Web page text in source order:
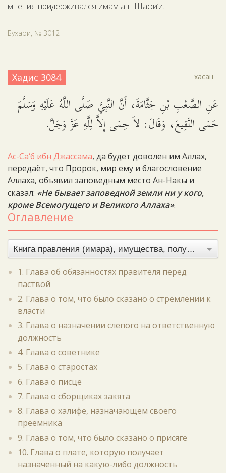
мнения придерживался имам аш-Шафи‘и.
Бухари, № 3012
Хадис 3084 хасан
عَنِ الصَّعْبِ بْنِ جَثَّامَةَ، أَنَّ النَّبِيَّ صَلَّى اللَّهُ عَلَيْهِ وَسَلَّمَ
حَمَى النَّقِيعَ، وَقَالَ: لاَ حِمَى إِلاَّ لِلَّهِ عَزَّ وَجَلَّ.
Ас-Са‘б ибн Джассама, да будет доволен им Аллах,
передаёт, что Пророк, мир ему и благословение
Аллаха, объявил заповедным место Ан-Накы и
сказал: «Не бывает заповедной земли ни у кого,
кроме Всемогущего и Великого Аллаха».
Оглавление
Книга правления (имара), имущества, полученного без боя, и земельного налога
1. Глава об обязанностях правителя перед
паствой
2. Глава о том, что было сказано о стремлении к
власти
3. Глава о назначении слепого на ответственную
должность
4. Глава о советнике
5. Глава о старостах
6. Глава о писце
7. Глава о сборщиках закята
8. Глава о халифе, назначающем своего
преемника
9. Глава о том, что было сказано о присяге
10. Глава о плате, которую получает
назначенный на какую-либо должность